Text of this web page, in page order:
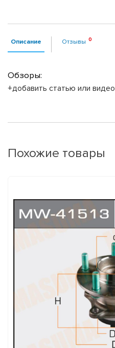
Описание Отзывы
Обзоры:
+добавить статью или видео
Похожие товары